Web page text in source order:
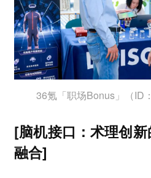
36氪「职场Bonus」（ID
[脑机接口：术理创
融合]